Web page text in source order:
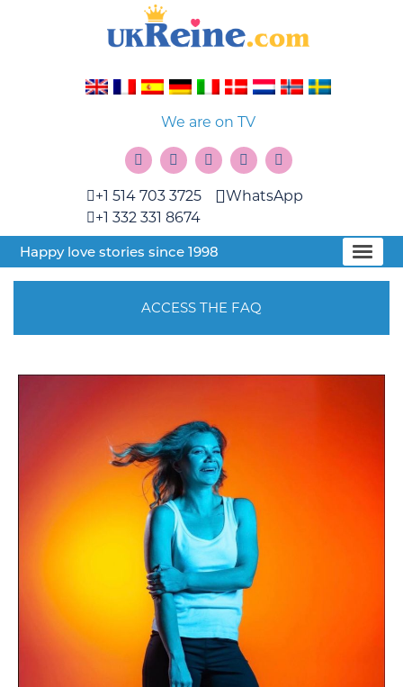
We are on TV
+1 514 703 3725
+1 332 331 8674
WhatsApp
Happy love stories since 1998
ACCESS THE FAQ